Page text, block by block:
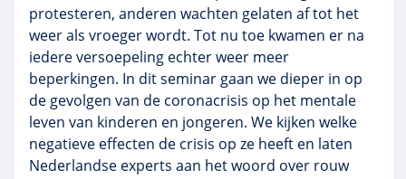
protesteren, anderen wachten gelaten af tot het
weer als vroeger wordt. Tot nu toe kwamen er na
iedere versoepeling echter weer meer
beperkingen. In dit seminar gaan we dieper in op
de gevolgen van de coronacrisis op het mentale
leven van kinderen en jongeren. We kijken welke
negatieve effecten de crisis op ze heeft en laten
Nederlandse experts aan het woord over rouw